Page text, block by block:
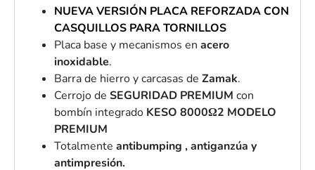
NUEVA VERSIÓN PLACA REFORZADA CON
CASQUILLOS PARA TORNILLOS
Placa base y mecanismos en acero
inoxidable.
Barra de hierro y carcasas de Zamak.
Cerrojo de SEGURIDAD PREMIUM con
bombín integrado KESO 8000Ω2 MODELO
PREMIUM
Totalmente antibumping , antiganzúa y
antimpresión.